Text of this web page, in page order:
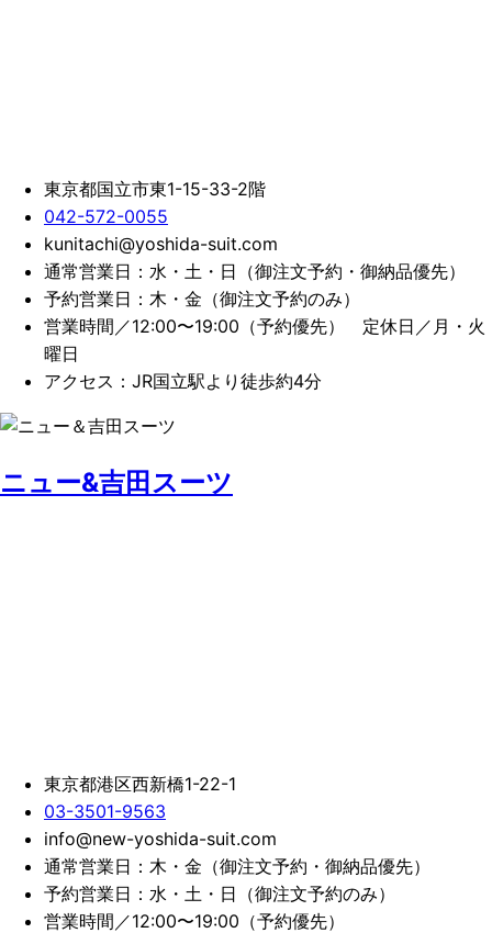
東京都国立市東1-15-33-2階
042-572-0055
kunitachi@yoshida-suit.com
通常営業日：水・土・日（御注文予約・御納品優先）
予約営業日：木・金（御注文予約のみ）
営業時間／12:00〜19:00（予約優先） 定休日／月・火
曜日
アクセス：JR国立駅より徒歩約4分
ニュー&吉田スーツ
東京都港区西新橋1-22-1
03-3501-9563
info@new-yoshida-suit.com
通常営業日：木・金（御注文予約・御納品優先）
予約営業日：水・土・日（御注文予約のみ）
営業時間／12:00〜19:00（予約優先）